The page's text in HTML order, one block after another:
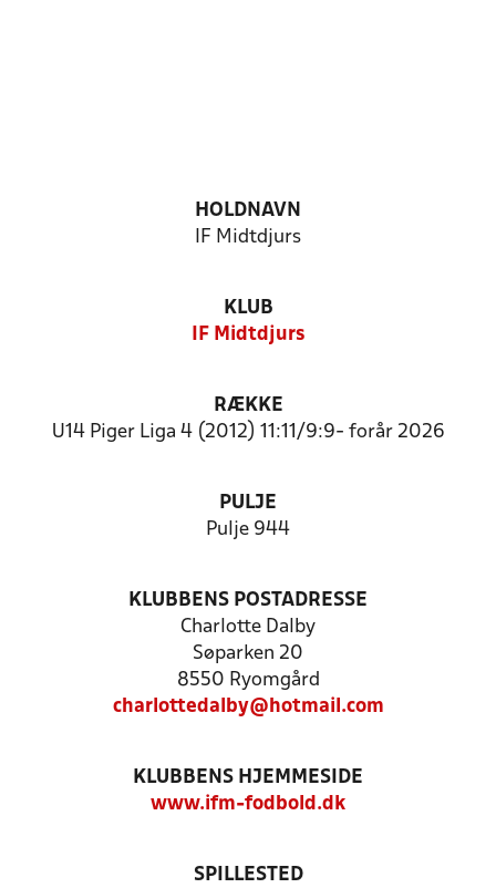
HOLDNAVN
IF Midtdjurs
KLUB
IF Midtdjurs
RÆKKE
U14 Piger Liga 4 (2012) 11:11/9:9- forår 2026
PULJE
Pulje 944
KLUBBENS POSTADRESSE
Charlotte Dalby
Søparken 20
8550 Ryomgård
charlottedalby@hotmail.com
KLUBBENS HJEMMESIDE
www.ifm-fodbold.dk
SPILLESTED